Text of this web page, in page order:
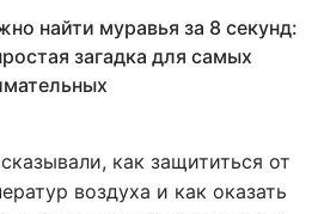
найти муравья за 8 секунд:
загадка для самых
как защититься от
воздуха и как оказать